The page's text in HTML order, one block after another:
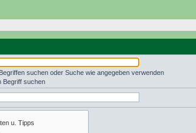
suchen oder Suche wie angegeben verwenden
Begriff suchen